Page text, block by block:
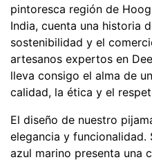
pintoresca región de
India, cuenta una historia
sostenibilidad y el
artesanos expertos en
lleva consigo el alma de
calidad, la ética y el
El diseño de nuestro
elegancia y
azul marino presenta una